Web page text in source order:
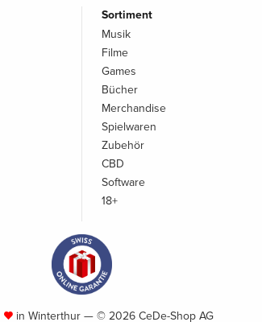
Sortiment
Musik
Filme
Games
Bücher
Merchandise
Spielwaren
Zubehör
CBD
Software
18+
in Winterthur — © 2026 CeDe-Shop AG